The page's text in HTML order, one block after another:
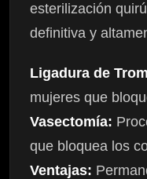
esterilización
definitiva y
Ligadura de
mujeres que
Vasectomía:
que bloquea los
Ventajas: